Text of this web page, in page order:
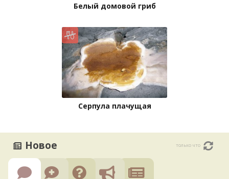
Белый домовой гриб
Серпула плачущая
Новое только что